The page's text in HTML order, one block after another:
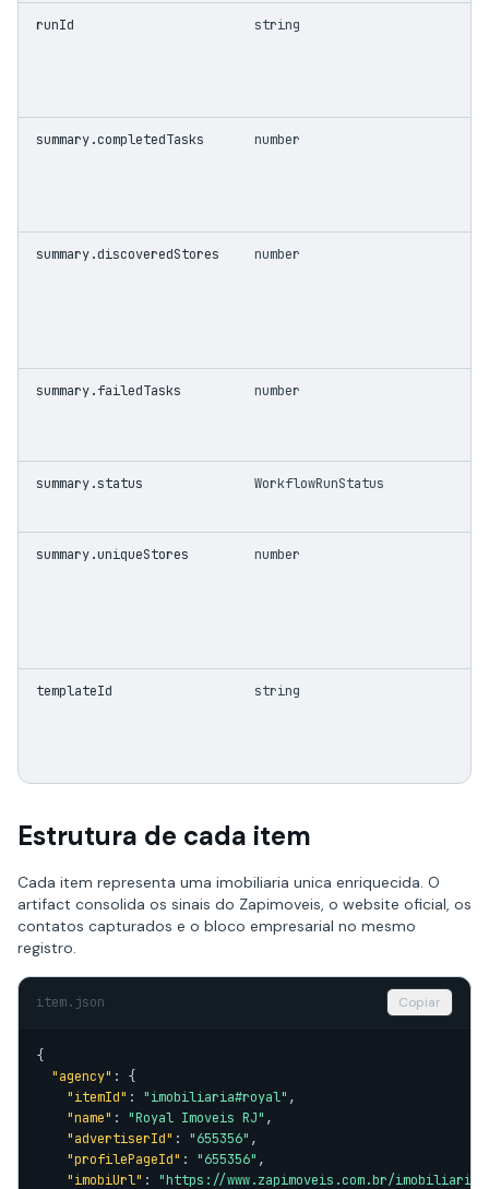
runId string
summary.completedTasks number
summary.discoveredStores number
summary.failedTasks number
summary.status WorkflowRunStatus
summary.uniqueStores number
templateId string
Estrutura de cada item
Cada item representa uma imobiliaria unica enriquecida. O
artifact consolida os sinais do Zapimoveis, o website oficial, os
contatos capturados e o bloco empresarial no mesmo
registro.
item.json Copiar
{
"agency" : {
"itemId" : "imobiliaria#royal" ,
"name" : "Royal Imoveis RJ" ,
"advertiserId" : "655356" ,
"profilePageId" : "655356" ,
"imobiUrl" : "https://www.zapimoveis.com.br/imobiliaria/